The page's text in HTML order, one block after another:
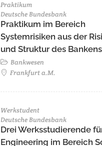
Praktikum
Deutsche Bundesbank
Praktikum im Bereich
Systemrisiken aus der
und Struktur des
Bankwesen
Frankfurt a.M.
Werkstudent
Deutsche Bundesbank
Drei Werksstudierende
Engineering im Bereich